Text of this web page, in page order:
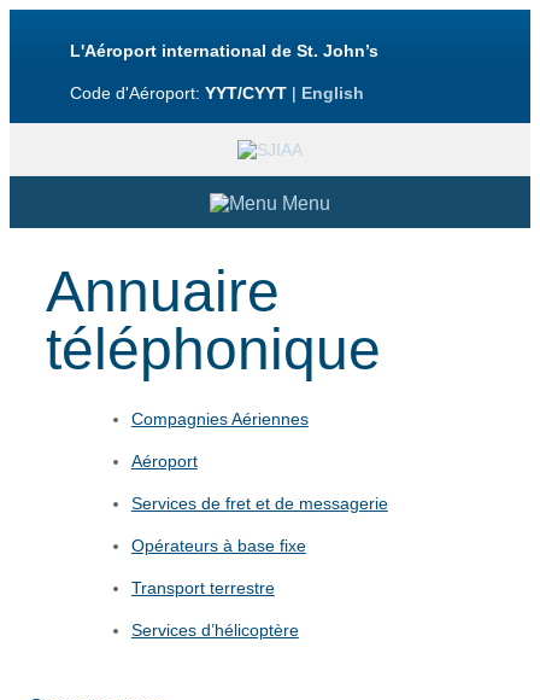
L'Aéroport international de St. John’s
Code d'Aéroport: YYT/CYYT | English
Menu
À l’aéroport
Vers et de
Accessibilité
Contactez-nous
Recherche
Annuaire
téléphonique
Compagnies Aériennes
Aéroport
Services de fret et de messagerie
Opérateurs à base fixe
Transport terrestre
Services d’hélicoptère